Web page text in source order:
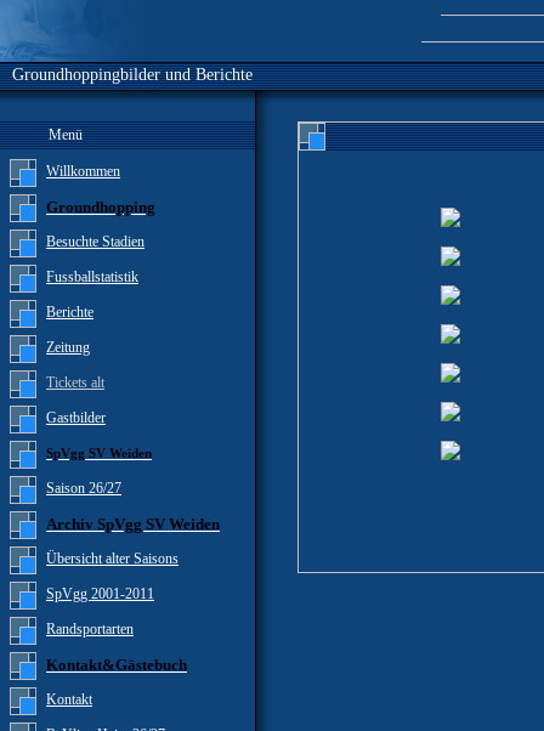
Groundhoppingbilder und Berichte
Menü
Willkommen
Groundhopping
Besuchte Stadien
Fussballstatistik
Berichte
Zeitung
Tickets alt
Gastbilder
SpVgg SV Weiden
Saison 26/27
Archiv SpVgg SV Weiden
Übersicht alter Saisons
SpVgg 2001-2011
Randsportarten
Kontakt&Gästebuch
Kontakt